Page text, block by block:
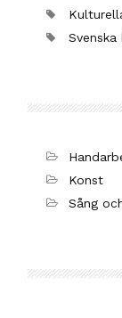
Konst
Sång